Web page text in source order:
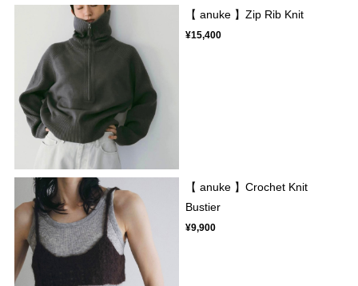
【 anuke 】Zip Rib Knit
¥15,400
【 anuke 】Crochet Knit
Bustier
¥9,900